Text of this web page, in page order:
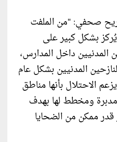
صحفي: "من الملفت
بشكل كبير على
داخل المدارس،
المدنيين بشكل عام
الاحتلال بأنها مناطق
ومخطط لها بهدف
قدر ممكن من الضحايا